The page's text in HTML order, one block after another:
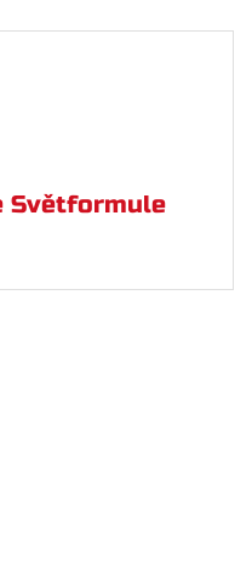
Světformule